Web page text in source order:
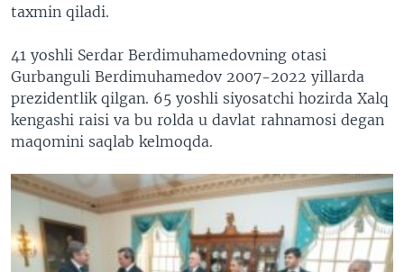
taxmin qiladi.
41 yoshli Serdar Berdimuhamedovning otasi
Gurbanguli Berdimuhamedov 2007-2022 yillarda
prezidentlik qilgan. 65 yoshli siyosatchi hozirda Xalq
kengashi raisi va bu rolda u davlat rahnamosi degan
maqomini saqlab kelmoqda.